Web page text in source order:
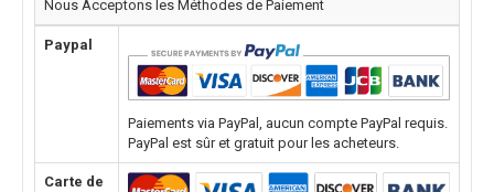
Nous Acceptons les Méthodes de Paiement
Paypal
Paiements via PayPal, aucun compte PayPal requis.
PayPal est sûr et gratuit pour les acheteurs.
Carte de